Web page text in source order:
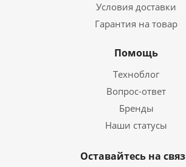
Условия доставки
Гарантия на товар
Помощь
Техноблог
Вопрос-ответ
Бренды
Наши статусы
Оставайтесь на